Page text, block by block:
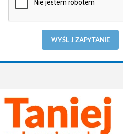
WYŚLIJ ZAPYTANIE